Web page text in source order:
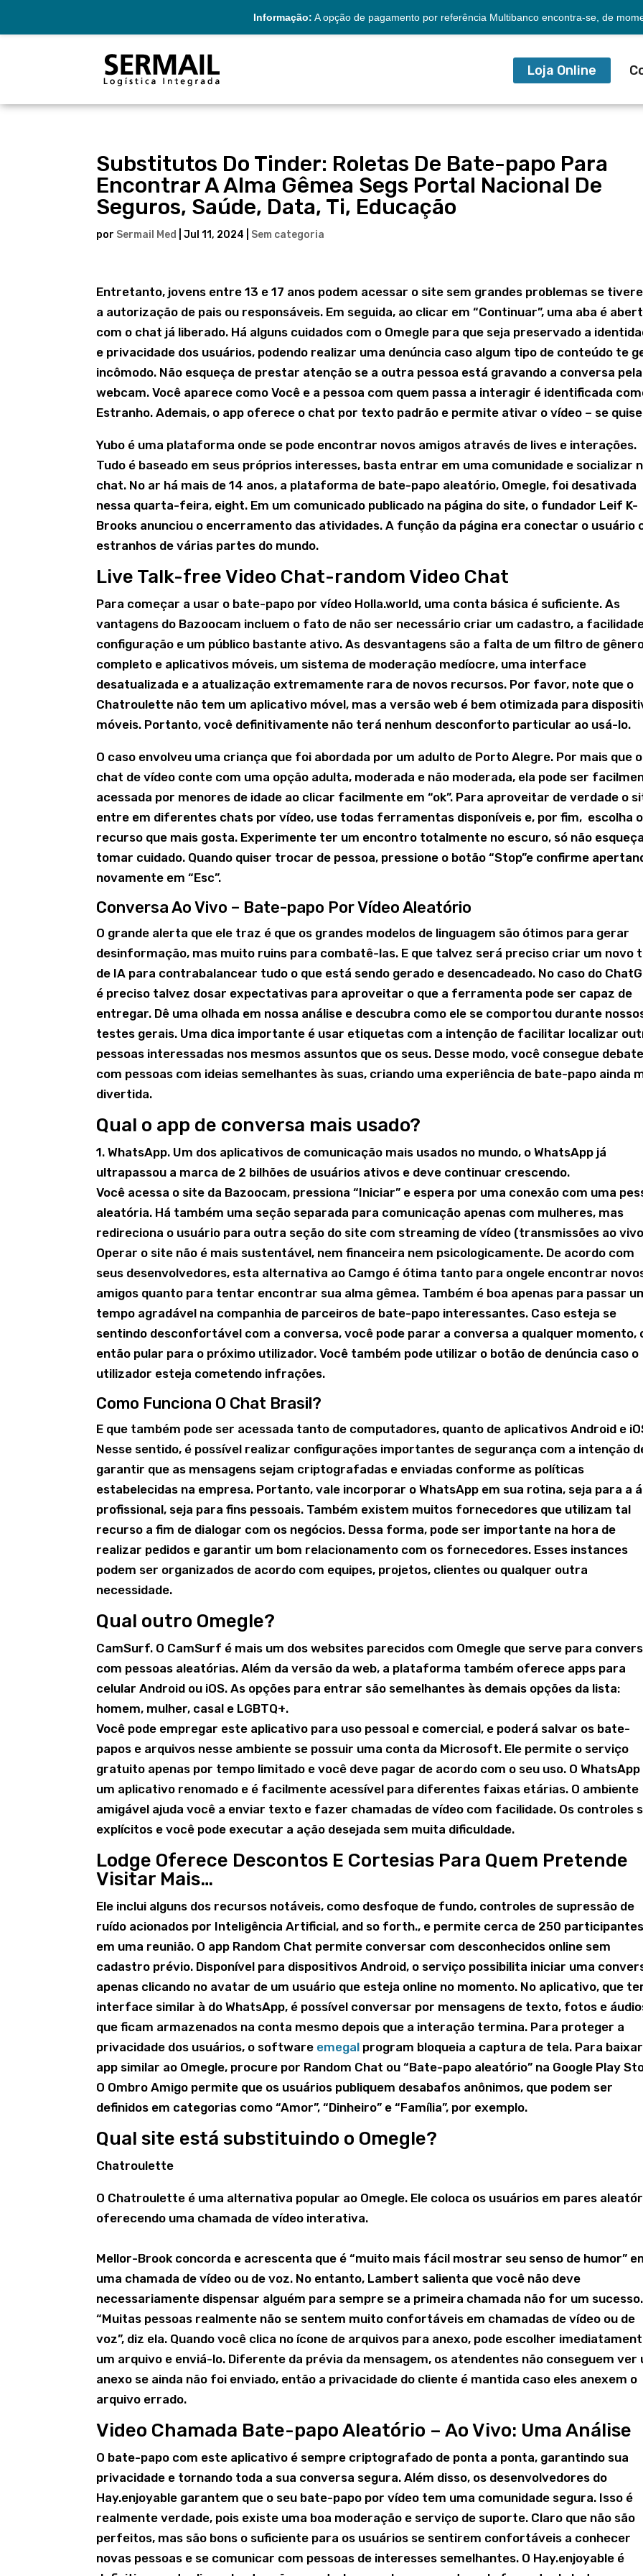
Informação: A opção de pagamento por referência Multibanco encontra-se, de
Loja Online
Substitutos Do Tinder: Roletas De Bate-papo Para
Encontrar A Alma Gêmea Segs Portal Nacional De
Seguros, Saúde, Data, Ti, Educação
por Sermail Med |Jul 11, 2024 Sem categoria
Entretanto, jovens entre 13 e 17 anos podem acessar o site sem grandes problemas se
a autorização de pais ou responsáveis. Em seguida, ao clicar em “Continuar”, uma aba é
com o chat já liberado. Há alguns cuidados com o Omegle para que seja preservado a
e privacidade dos usuários, podendo realizar uma denúncia caso algum tipo de conteúdo te
incômodo. Não esqueça de prestar atenção se a outra pessoa está gravando a conversa pela
webcam. Você aparece como Você e a pessoa com quem passa a interagir é identificada
Estranho. Ademais, o app oferece o chat por texto padrão e permite ativar o vídeo – se
Yubo é uma plataforma onde se pode encontrar novos amigos através de lives e interações.
Tudo é baseado em seus próprios interesses, basta entrar em uma comunidade e socializar
chat. No ar há mais de 14 anos, a plataforma de bate-papo aleatório, Omegle, foi desativada
nessa quarta-feira, eight. Em um comunicado publicado na página do site, o fundador Leif K-
Brooks anunciou o encerramento das atividades. A função da página era conectar o usuário
estranhos de várias partes do mundo.
Live Talk-free Video Chat-random Video Chat
Para começar a usar o bate-papo por vídeo Holla.world, uma conta básica é suficiente. As
vantagens do Bazoocam incluem o fato de não ser necessário criar um cadastro, a
configuração e um público bastante ativo. As desvantagens são a falta de um filtro de
completo e aplicativos móveis, um sistema de moderação medíocre, uma interface
desatualizada e a atualização extremamente rara de novos recursos. Por favor, note que o
Chatroulette não tem um aplicativo móvel, mas a versão web é bem otimizada para
móveis. Portanto, você definitivamente não terá nenhum desconforto particular ao usá-lo.
O caso envolveu uma criança que foi abordada por um adulto de Porto Alegre. Por mais que o
chat de vídeo conte com uma opção adulta, moderada e não moderada, ela pode ser
acessada por menores de idade ao clicar facilmente em “ok”. Para aproveitar de verdade o
entre em diferentes chats por vídeo, use todas ferramentas disponíveis e, por fim, escolha o
recurso que mais gosta. Experimente ter um encontro totalmente no escuro, só não
tomar cuidado. Quando quiser trocar de pessoa, pressione o botão “Stop”e confirme
novamente em “Esc”.
Conversa Ao Vivo – Bate-papo Por Vídeo Aleatório
O grande alerta que ele traz é que os grandes modelos de linguagem são ótimos para gerar
desinformação, mas muito ruins para combatê-las. E que talvez será preciso criar um novo
de IA para contrabalancear tudo o que está sendo gerado e desencadeado. No caso do
é preciso talvez dosar expectativas para aproveitar o que a ferramenta pode ser capaz de
entregar. Dê uma olhada em nossa análise e descubra como ele se comportou durante
testes gerais. Uma dica importante é usar etiquetas com a intenção de facilitar localizar
pessoas interessadas nos mesmos assuntos que os seus. Desse modo, você consegue
com pessoas com ideias semelhantes às suas, criando uma experiência de bate-papo ainda
divertida.
Qual o app de conversa mais usado?
1. WhatsApp. Um dos aplicativos de comunicação mais usados no mundo, o WhatsApp já
ultrapassou a marca de 2 bilhões de usuários ativos e deve continuar crescendo.
Você acessa o site da Bazoocam, pressiona “Iniciar” e espera por uma conexão com uma
aleatória. Há também uma seção separada para comunicação apenas com mulheres, mas
redireciona o usuário para outra seção do site com streaming de vídeo (transmissões ao
Operar o site não é mais sustentável, nem financeira nem psicologicamente. De acordo com
seus desenvolvedores, esta alternativa ao Camgo é ótima tanto para ongele encontrar
amigos quanto para tentar encontrar sua alma gêmea. Também é boa apenas para passar
tempo agradável na companhia de parceiros de bate-papo interessantes. Caso esteja se
sentindo desconfortável com a conversa, você pode parar a conversa a qualquer momento,
então pular para o próximo utilizador. Você também pode utilizar o botão de denúncia caso o
utilizador esteja cometendo infrações.
Como Funciona O Chat Brasil?
E que também pode ser acessada tanto de computadores, quanto de aplicativos Android e
Nesse sentido, é possível realizar configurações importantes de segurança com a intenção
garantir que as mensagens sejam criptografadas e enviadas conforme as políticas
estabelecidas na empresa. Portanto, vale incorporar o WhatsApp em sua rotina, seja para a
profissional, seja para fins pessoais. Também existem muitos fornecedores que utilizam tal
recurso a fim de dialogar com os negócios. Dessa forma, pode ser importante na hora de
realizar pedidos e garantir um bom relacionamento com os fornecedores. Esses instances
podem ser organizados de acordo com equipes, projetos, clientes ou qualquer outra
necessidade.
Qual outro Omegle?
CamSurf. O CamSurf é mais um dos websites parecidos com Omegle que serve para
com pessoas aleatórias. Além da versão da web, a plataforma também oferece apps para
celular Android ou iOS. As opções para entrar são semelhantes às demais opções da lista:
homem, mulher, casal e LGBTQ+.
Você pode empregar este aplicativo para uso pessoal e comercial, e poderá salvar os bate-
papos e arquivos nesse ambiente se possuir uma conta da Microsoft. Ele permite o serviço
gratuito apenas por tempo limitado e você deve pagar de acordo com o seu uso. O WhatsApp
um aplicativo renomado e é facilmente acessível para diferentes faixas etárias. O ambiente
amigável ajuda você a enviar texto e fazer chamadas de vídeo com facilidade. Os controles
explícitos e você pode executar a ação desejada sem muita dificuldade.
Lodge Oferece Descontos E Cortesias Para Quem Pretende
Visitar Mais…
Ele inclui alguns dos recursos notáveis, como desfoque de fundo, controles de supressão de
ruído acionados por Inteligência Artificial, and so forth., e permite cerca de 250 participantes
em uma reunião. O app Random Chat permite conversar com desconhecidos online sem
cadastro prévio. Disponível para dispositivos Android, o serviço possibilita iniciar uma
apenas clicando no avatar de um usuário que esteja online no momento. No aplicativo, que
interface similar à do WhatsApp, é possível conversar por mensagens de texto, fotos e
que ficam armazenados na conta mesmo depois que a interação termina. Para proteger a
privacidade dos usuários, o software emegal program bloqueia a captura de tela. Para
app similar ao Omegle, procure por Random Chat ou “Bate-papo aleatório” na Google Play
O Ombro Amigo permite que os usuários publiquem desabafos anônimos, que podem ser
definidos em categorias como “Amor”, “Dinheiro” e “Família”, por exemplo.
Qual site está substituindo o Omegle?
Chatroulette
O Chatroulette é uma alternativa popular ao Omegle. Ele coloca os usuários em pares
oferecendo uma chamada de vídeo interativa.
Mellor-Brook concorda e acrescenta que é “muito mais fácil mostrar seu senso de humor”
uma chamada de vídeo ou de voz. No entanto, Lambert salienta que você não deve
necessariamente dispensar alguém para sempre se a primeira chamada não for um sucesso.
“Muitas pessoas realmente não se sentem muito confortáveis em chamadas de vídeo ou de
voz”, diz ela. Quando você clica no ícone de arquivos para anexo, pode escolher
um arquivo e enviá-lo. Diferente da prévia da mensagem, os atendentes não conseguem ver
anexo se ainda não foi enviado, então a privacidade do cliente é mantida caso eles anexem o
arquivo errado.
Video Chamada Bate-papo Aleatório – Ao Vivo: Uma Análise
O bate-papo com este aplicativo é sempre criptografado de ponta a ponta, garantindo sua
privacidade e tornando toda a sua conversa segura. Além disso, os desenvolvedores do
Hay.enjoyable garantem que o seu bate-papo por vídeo tem uma comunidade segura. Isso é
realmente verdade, pois existe uma boa moderação e serviço de suporte. Claro que não são
perfeitos, mas são bons o suficiente para os usuários se sentirem confortáveis a conhecer
novas pessoas e se comunicar com pessoas de interesses semelhantes. O Hay.enjoyable é